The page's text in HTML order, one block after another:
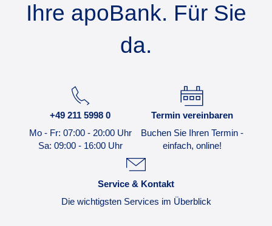
Ihre apoBank. Für Sie
da.
+49 211 5998 0
Mo - Fr: 07:00 - 20:00 Uhr
Sa: 09:00 - 16:00 Uhr
Termin vereinbaren
Buchen Sie Ihren Termin -
einfach, online!
Service & Kontakt
Die wichtigsten Services im Überblick